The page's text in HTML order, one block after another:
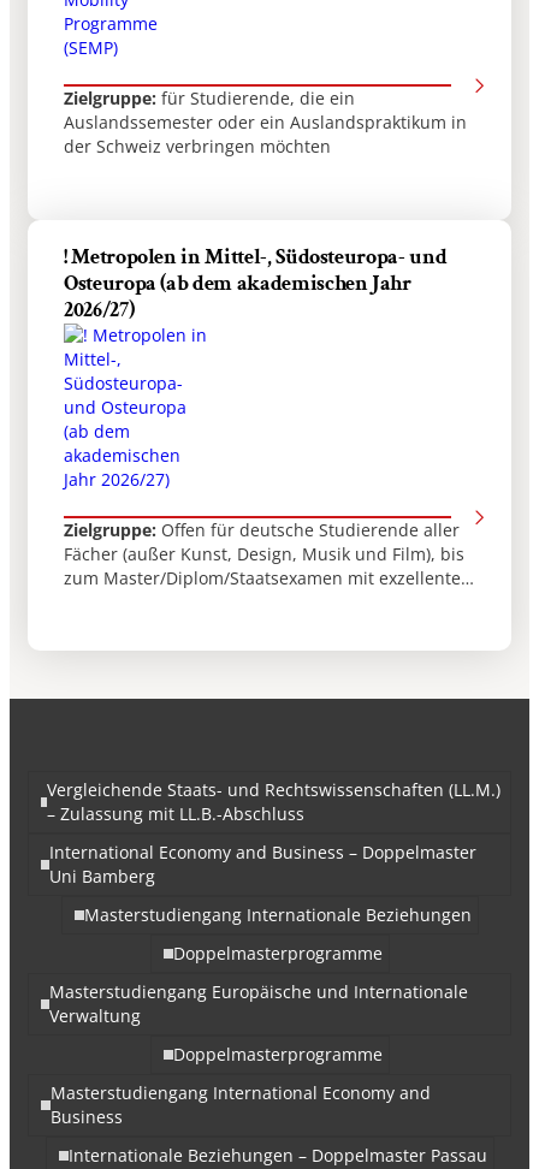
Zielgruppe: für Studierende, die ein
Auslandssemester oder ein Auslandspraktikum in
der Schweiz verbringen möchten
! Metropolen in Mittel-, Südosteuropa- und
Osteuropa (ab dem akademischen Jahr
2026/27)
Zielgruppe: Offen für deutsche Studierende aller
Fächer (außer Kunst, Design, Musik und Film), bis
zum Master/Diplom/Staatsexamen mit exzellenten
Studium
Vergleichende Staats- und Rechtswissenschaften (LL.M.)
– Zulassung mit LL.B.-Abschluss
International Economy and Business – Doppelmaster
Uni Bamberg
Masterstudiengang Internationale Beziehungen
Doppelmasterprogramme
Masterstudiengang Europäische und Internationale
Verwaltung
Doppelmasterprogramme
Masterstudiengang International Economy and
Business
Internationale Beziehungen – Doppelmaster Passau